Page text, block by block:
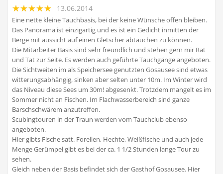
13.06.2014
Eine nette kleine Tauchbasis, bei der keine Wünsche offen bleiben.
Das Panorama ist einzigartig und es ist ein Gedicht inmitten der
Berge mit aussicht auf einen Gletscher abtauchen zu können.
Die Mitarbeiter Basis sind sehr freundlich und stehen gern mir Rat
und Tat zur Seite. Es werden auch geführte Tauchgänge angeboten.
Die Sichtweiten im als Speichersee genutzten Gosausee sind etwas
witterungsabhängig, sinken aber selten unter 10m. Im Winter wird
das Niveau diese Sees um 30m! abgesenkt. Trotzdem mangelt es im
Sommer nicht an Fischen. Im Flachwasserbereich sind ganze
Barschschwärem anzutreffen.
Scubingtouren in der Traun werden vom Tauchclub ebenso
angeboten.
Hier gibts Fische satt. Forellen, Hechte, Weißfische und auch jede
Menge Gerümpel gibt es bei der ca. 1 1/2 Stunden lange Tour zu
sehen.
Gleich neben der Basis befindet sich der Gasthof Gosausee. Hier